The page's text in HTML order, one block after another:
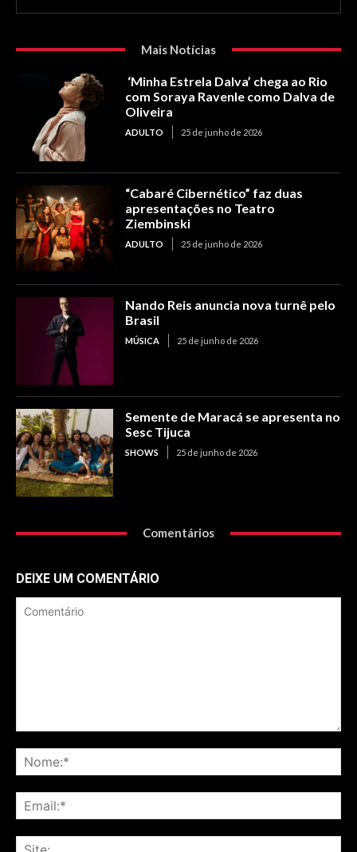
Mais Notícias
‘Minha Estrela Dalva’ chega ao Rio
com Soraya Ravenle como Dalva de
Oliveira
ADULTO 25 de junho de 2026
“Cabaré Cibernético” faz duas
apresentações no Teatro
Ziembinski
ADULTO 25 de junho de 2026
Nando Reis anuncia nova turnê pelo
Brasil
MÚSICA 25 de junho de 2026
Semente de Maracá se apresenta no
Sesc Tijuca
SHOWS 25 de junho de 2026
Comentários
DEIXE UM COMENTÁRIO